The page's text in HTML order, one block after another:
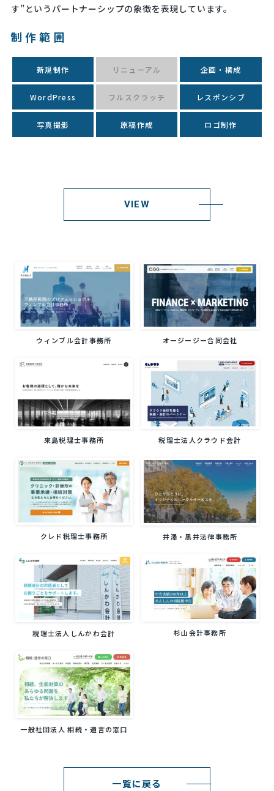
す”というパートナーシップの象徴を表現しています。
制作範囲
新規制作 リニューアル 企画・構成
WordPress フルスクラッチ レスポンシブ
写真撮影 原稿作成 ロゴ制作
VIEW
ウィンブル会計事務所 オージージー合同会社
來島税理士事務所 税理士法人クラウド会計
クレド税理士事務所 井澤・黒井法律事務所
税理士法人しんかわ会計 杉山会計事務所
一般社団法人 相続・遺言の窓口
一覧に戻る